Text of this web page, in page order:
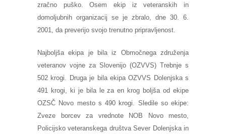
zračno puško. Osem ekip iz veteranskih in
domoljubnih organizacij se je zbralo, dne 30. 6.
2001, da preverijo svojo trenutno pripravljenost.
Najboljša ekipa je bila iz Območnega združenja
veteranov vojne za Slovenijo (OZVVS) Trebnje s
502 krogi. Druga je bila ekipa OZVVS Dolenjska s
491 krogi, ki je bila le za en krog boljša od ekipe
OZSČ Novo mesto s 490 krogi. Sledile so ekipe:
Zveze borcev za vrednote NOB Novo mesto,
Policijsko veteranskega društva Sever Dolenjska in